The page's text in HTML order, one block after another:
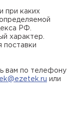
при каких
РФ.
характер.
поставки
вам по телефону
или